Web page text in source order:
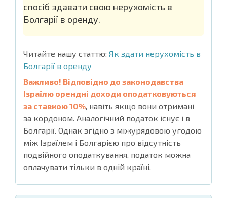
спосіб здавати свою нерухомість в
Болгарії в оренду.
Читайте нашу статтю: Як здати нерухомість в
Болгарії в оренду
Важливо! Відповідно до законодавства
Ізраїлю орендні доходи оподатковуються
за ставкою 10% , навіть якщо вони отримані
за кордоном. Аналогічний податок існує і в
Болгарії. Однак згідно з міжурядовою угодою
між Ізраїлем і Болгарією про відсутність
подвійного оподаткування, податок можна
оплачувати тільки в одній країні.